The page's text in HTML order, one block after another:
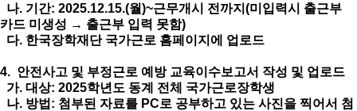
나. 기간: 2025.12.15.(월)~근무개시 전까지(미입력시 출근부
카드 미생성 → 출근부 입력 못함)
다. 한국장학재단 국가근로 홈페이지에 업로드
4. 안전사고 및 부정근로 예방 교육이수보고서 작성 및 업로드
가. 대상: 2025학년도 동계 전체 국가근로장학생
나. 방법: 첨부된 자료를 PC로 공부하고 있는 사진을 찍어서 첨